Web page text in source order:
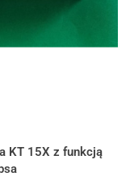
KT 15X z funkcją